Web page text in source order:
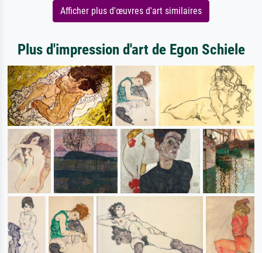
Afficher plus d'œuvres d'art similaires
Plus d'impression d'art de Egon Schiele